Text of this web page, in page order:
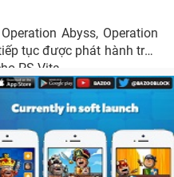
Abyss, Operation
tục được phát hành trên
PS Vita.